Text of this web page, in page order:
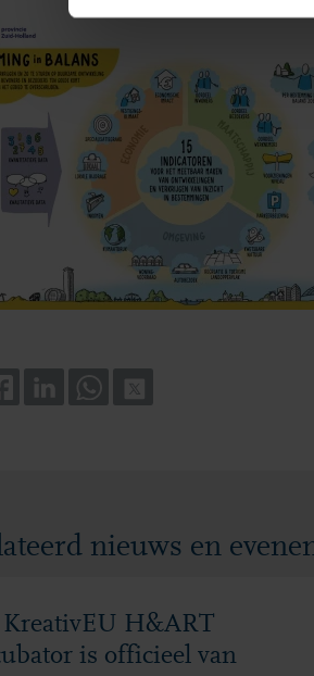
FACEBOOKLINKEDINWHATSAPP
nieuws en
KreativEU H&ART
is officieel van